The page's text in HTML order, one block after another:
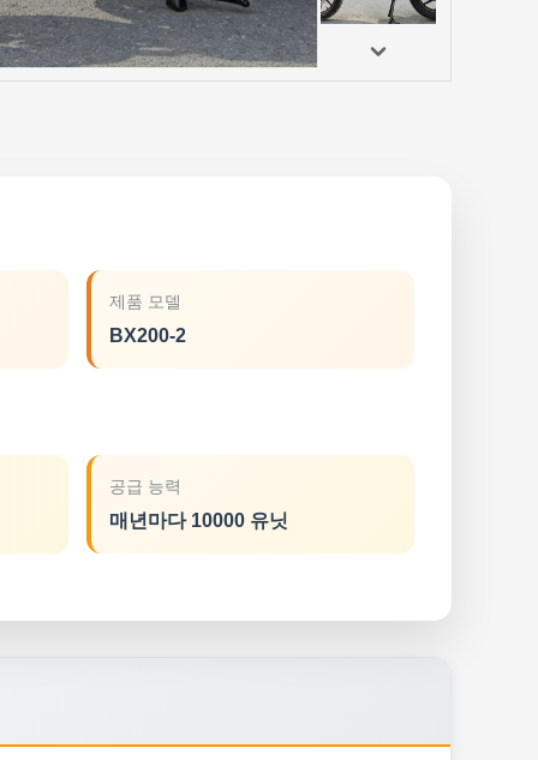
제품 모델
BX200-2
공급 능력
매년마다 10000 유닛